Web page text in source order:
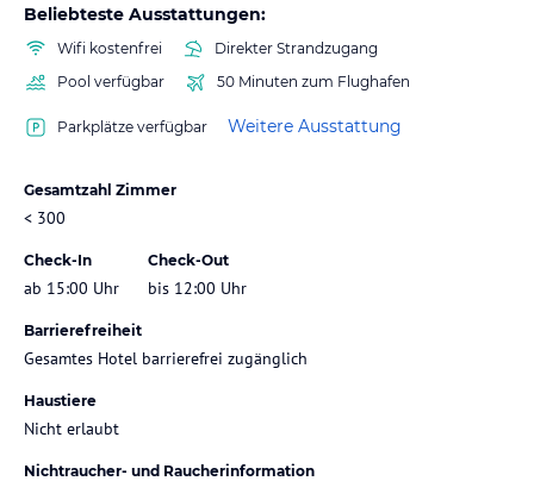
Beliebteste Ausstattungen:
Wifi kostenfrei
Direkter Strandzugang
Pool verfügbar
50 Minuten zum Flughafen
Parkplätze verfügbar Weitere Ausstattung
Gesamtzahl Zimmer
< 300
Check-In
ab 15:00 Uhr
Check-Out
bis 12:00 Uhr
Barrierefreiheit
Gesamtes Hotel barrierefrei zugänglich
Haustiere
Nicht erlaubt
Nichtraucher- und Raucherinformation